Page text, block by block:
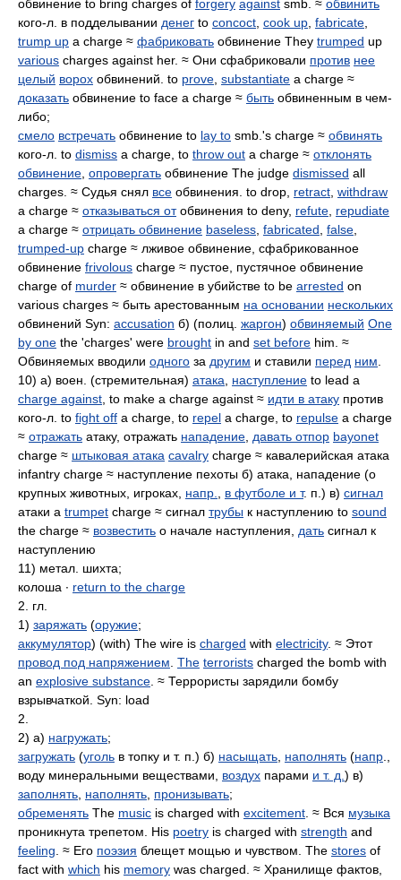
обвинение to bring charges of forgery against smb. ≈ обвинить
кого-л. в подделывании денег to concoct cook up fabricate
trump up a charge ≈ фабриковать обвинение They trumped up
various charges against her. ≈ Они сфабриковали против нее
целый ворох обвинений. to prove substantiate a charge ≈
доказать обвинение to face a charge ≈ быть обвиненным в чем-
либо;
смело встречать обвинение to lay to smb.'s charge ≈ обвинять
кого-л. to dismiss a charge, to throw out a charge ≈ отклонять
обвинение опровергать обвинение The judge dismissed all
charges. ≈ Судья снял все обвинения. to drop, retract withdraw
a charge ≈ отказываться отобвинения to deny, refute repudiate
a charge ≈ отрицать обвинение baseless fabricated false
trumped-up charge ≈ лживое обвинение, сфабрикованное
обвинение frivolous charge ≈ пустое, пустячное обвинение
charge of murder ≈ обвинение в убийстве to be arrested on
various charges ≈ быть арестованным на основании нескольких
обвинений Syn: accusation б) (полиц. жаргон) обвиняемый One
by one the 'charges' were brought in and set before him. ≈
Обвиняемых вводили одного за другим и ставили перед ним
10) а) воен. (стремительная) атака наступление to lead a
charge against , to make a charge against ≈ идти в атаку против
кого-л. to fight off a charge, to repel a charge, to repulse a charge
≈ отражать атаку, отражать нападение давать отпор bayonet
charge ≈ штыковая атака cavalry charge ≈ кавалерийская атака
infantry charge ≈ наступление пехоты б) атака, нападение (о
крупных животных, игроках, напр. в футболе и т. п.) в) сигнал
атаки a trumpet charge ≈ сигнал трубы к наступлению to sound
the charge ≈ возвестить о начале наступления, дать сигнал к
наступлению
11) метал. шихта;
колоша ∙ return to the charge
2. гл.
1) заряжать (оружие;
аккумулятор) (with) The wire is charged with electricity. ≈ Этот
провод под напряжением The terrorists charged the bomb with
an explosive substance . ≈ Террористы зарядили бомбу
взрывчаткой. Syn: load
2.
2) а) нагружать;
загружать (уголь в топку и т. п.) б) насыщать наполнять (напр
воду минеральными веществами, воздух парами и т. д. ) в)
заполнять наполнять пронизывать;
обременять The music is charged with excitement . ≈ Вся музыка
проникнута трепетом. His poetry is charged with strength and
feeling . ≈ Его поэзия блещет мощью и чувством. The stores of
fact with which his memory was charged. ≈ Хранилище фактов,